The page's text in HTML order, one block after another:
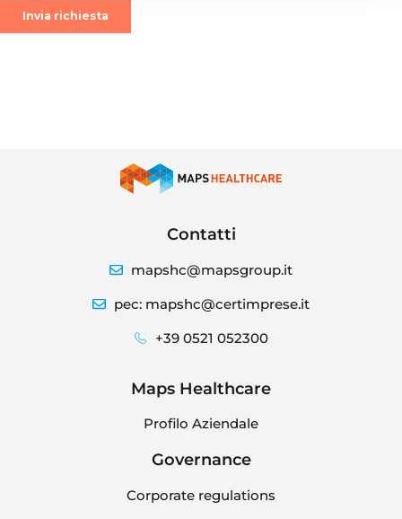
Contatti
mapshc@mapsgroup.it
pec: mapshc@certimprese.it
+39 0521 052300
Maps Healthcare
Profilo Aziendale
Governance
Corporate regulations